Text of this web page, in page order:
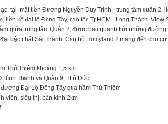
tại mặt tiền Đường Nguyễn Duy Trinh - trung tâm quận 2,
liền kề đại lộ Đông Tây, cao tốc TpHCM - Long Thành. View
giữa trung tâm Quận 2, được bao quanh bởi những đường
bậc nhất Sài Thành. Căn hộ Homyland 2 mang đến cho cư
Thủ Thiêm khoảng 1,5 km.
Thạnh và Quận 9, Thủ Đức.
Đại Lộ Đông Tây qua hầm Thủ Thiêm
viện, siêu thị: bán kính 2km